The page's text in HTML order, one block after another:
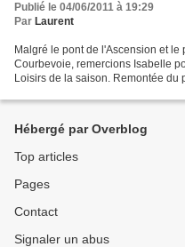
Publié le 04/06/2011 à 19:29
Par Laurent
Malgré le pont de l'Ascension et
Courbevoie, remercions Isabelle
Loisirs de la saison. Remontée du
Hébergé par Overblog
Top articles
Pages
Contact
Signaler un abus